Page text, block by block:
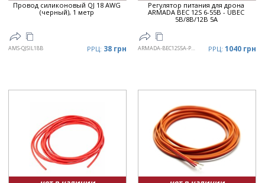
Провод силиконовый QJ 18 AWG
(черный), 1 метр
AMS-QJSIL18B РРЦ: 38 грн
Регулятор питания для дрона
ARMADA BEC 12S 6-55В - UBEC
5В/8В/12В 5A
ARMADA-BEC12S5A-PRO РРЦ: 1040 грн